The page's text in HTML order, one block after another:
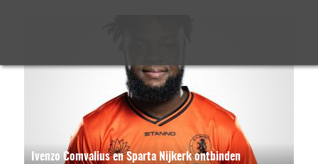
Ivenzo Comvalius en Sparta Nijkerk ontbinden